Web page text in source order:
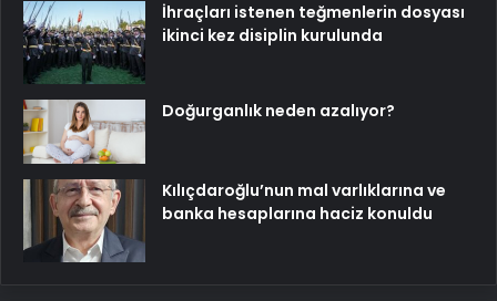
İhraçları istenen teğmenlerin dosyası
ikinci kez disiplin kurulunda
Doğurganlık neden azalıyor?
Kılıçdaroğlu’nun mal varlıklarına ve
banka hesaplarına haciz konuldu